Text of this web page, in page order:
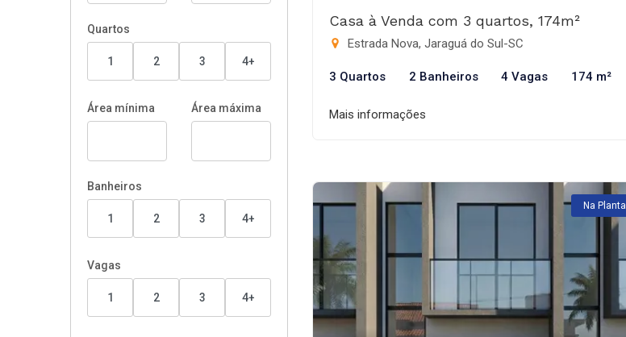
Quartos
1 2 3 4+
Área mínima Área máxima
Banheiros
1 2 3 4+
Vagas
1 2 3 4+
Casa à Venda com 3 quartos, 174m²
Estrada Nova, Jaraguá do Sul-SC
3 Quartos 2 Banheiros 4 Vagas 174 m²
Mais informações
Na Planta